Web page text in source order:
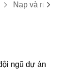
Nạp và rút tiền
ngũ dự án